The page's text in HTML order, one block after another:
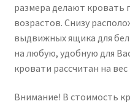
размера делают кровать
возрастов. Снизу
выдвижных ящика для
на любую, удобную для
кровати рассчитан на вес
Внимание! В стоимость